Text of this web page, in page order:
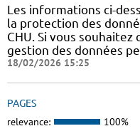
Les informations ci-
la protection des
CHU. Si vous
gestion des données
18/02/2026 15:25
PAGES
relevance: 100%